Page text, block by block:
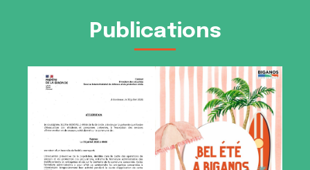
Publications